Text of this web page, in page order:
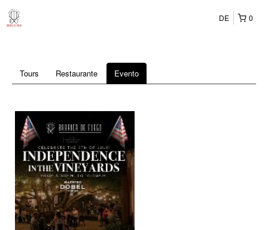
0
DE
Tours Restaurante Evento